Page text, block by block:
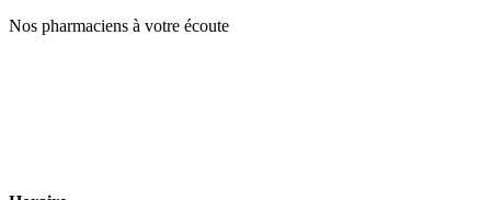
Nos pharmaciens à votre écoute